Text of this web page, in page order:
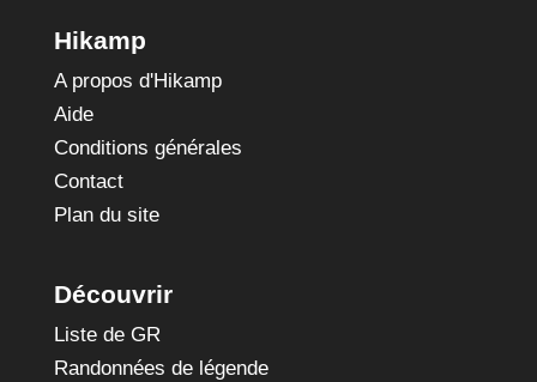
Hikamp
A propos d'Hikamp
Aide
Conditions générales
Contact
Plan du site
Découvrir
Liste de GR
Randonnées de légende